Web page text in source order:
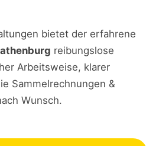
bietet der erfahrene
reibungslose
Arbeitsweise, klarer
Sammelrechnungen &
Wunsch.